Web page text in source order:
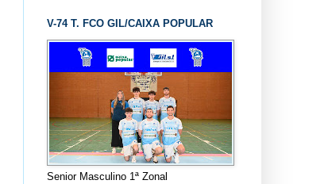
V-74 T. FCO GIL/CAIXA POPULAR
Senior Masculino 1ª Zonal